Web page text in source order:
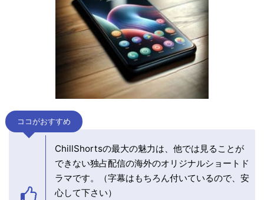
ココがおすすめ
ChillShortsの最大の魅力は、他では見ることが
できない独占配信の海外のオリジナルショートド
ラマです。（字幕はもちろん付いているので、安
心して下さい）